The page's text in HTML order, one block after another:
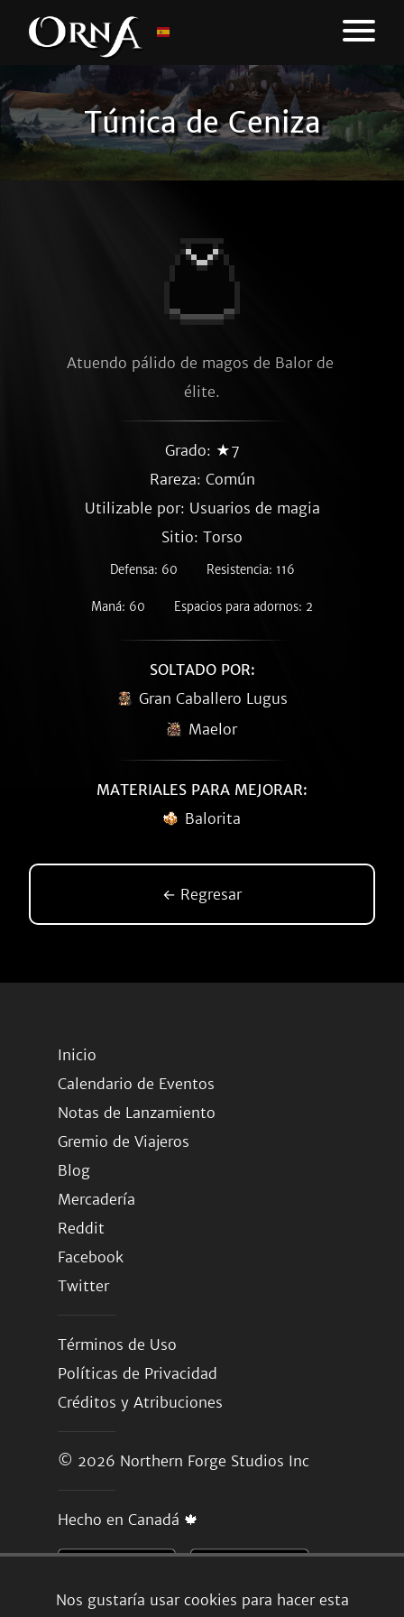
Túnica de Ceniza
Nos gustaría usar cookies para hacer esta
Atuendo pálido de magos de Balor de
élite.
Grado: ★7
Rareza: Común
Utilizable por: Usuarios de magia
Sitio: Torso
Defensa: 60 Resistencia: 116
Maná: 60 Espacios para adornos: 2
SOLTADO POR:
Gran Caballero Lugus
Maelor
MATERIALES PARA MEJORAR:
Balorita
← Regresar
Inicio
Calendario de Eventos
Notas de Lanzamiento
Gremio de Viajeros
Blog
Mercadería
Reddit
Facebook
Twitter
Términos de Uso
Políticas de Privacidad
Créditos y Atribuciones
© 2026 Northern Forge Studios Inc
Hecho en Canadá 🍁